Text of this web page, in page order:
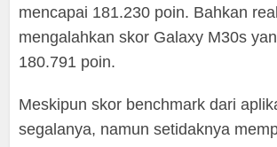
mencapai 181.230 poin. Bahkan
mengalahkan skor Galaxy M30s
180.791 poin.
Meskipun skor benchmark dari
segalanya, namun setidaknya